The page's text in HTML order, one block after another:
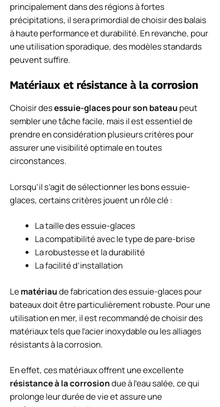
principalement dans des régions à fortes
précipitations, il sera primordial de choisir des balais
à haute performance et durabilité. En revanche, pour
une utilisation sporadique, des modèles standards
peuvent suffire.
Matériaux et résistance à la corrosion
Choisir desessuie-glaces pour son bateau peut
sembler une tâche facile, mais il est essentiel de
prendre en considération plusieurs critères pour
assurer une visibilité optimale en toutes
circonstances.
Lorsqu’il s’agit de sélectionner les bons essuie-
glaces, certains critères jouent un rôle clé :
La taille des essuie-glaces
La compatibilité avec le type de pare-brise
La robustesse et la durabilité
La facilité d’installation
Lematériaude fabrication des essuie-glaces pour
bateaux doit être particulièrement robuste. Pour une
utilisation en mer, il est recommandé de choisir des
matériaux tels que l’acier inoxydable ou les alliages
résistants à la corrosion.
En effet, ces matériaux offrent une excellente
résistance à la corrosiondue à l’eau salée, ce qui
prolonge leur durée de vie et assure une